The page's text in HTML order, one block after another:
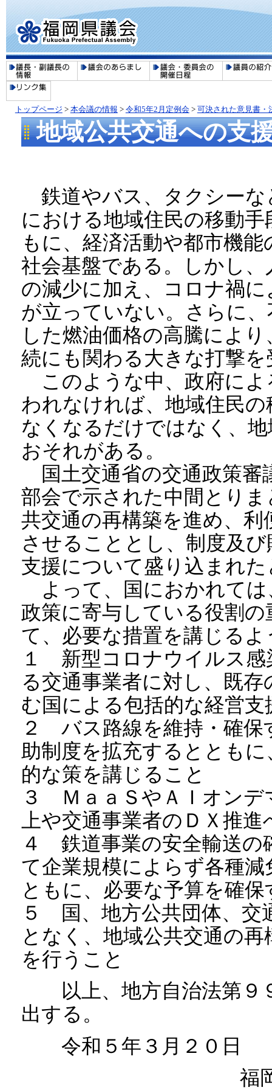
トップページ > 本会議の情報 > 令和5年2月定例会> 可決された意見書・
地域公共交通への支
鉄道やバス、タクシーな
における地域住民の移動
もに、経済活動や都市機
社会基盤である。しかし
の減少に加え、コロナ禍
が立っていない。さらに
した燃油価格の高騰によ
続にも関わる大きな打撃
このような中、政府によ
われなければ、地域住民
なくなるだけではなく、
おそれがある。
国土交通省の交通政策審
部会で示された中間とり
共交通の再構築を進め、
させることとし、制度及
支援について盛り込まれ
よって、国におかれては
政策に寄与している役割
て、必要な措置を講じる
１ 新型コロナウイルス感
る交通事業者に対し、既
む国による包括的な経営
２ バス路線を維持・確保
助制度を拡充するととも
的な策を講じること
３ ＭａａＳやＡＩオンデ
上や交通事業者のＤＸ推
４ 鉄道事業の安全輸送の
て企業規模によらず各種
ともに、必要な予算を確
５ 国、地方公共団体、交
となく、地域公共交通の
を行うこと
以上、地方自治法第９
出する。
令和５年３月２０日